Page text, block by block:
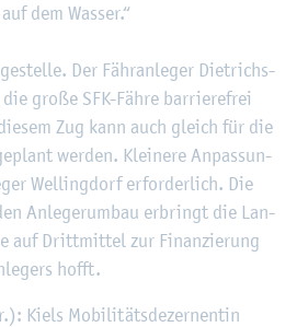
dem Was­ser.“
Der Fähr­an­le­ger Diet­richs­
große SFK-Fähre bar­rie­re­frei
Zug kann auch gleich für die
wer­den. Klei­ne­re An­pas­sun­
Wel­ling­dorf er­for­der­lich. Die
An­le­ger­um­bau er­bringt die Lan­
auf Dritt­mit­tel zur Fi­nan­zie­rung
hofft.
Kiels Mo­bi­li­täts­de­zer­nen­tin